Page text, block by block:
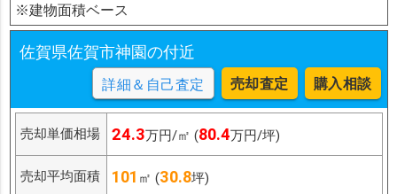
※建物面積ベース
佐賀県佐賀市神園の付近
詳細＆自己査定 売却査定 購入相談
売却単価相場 24.3万円/㎡ (80.4万円/坪)
売却平均面積 101 ㎡ (30.8坪)